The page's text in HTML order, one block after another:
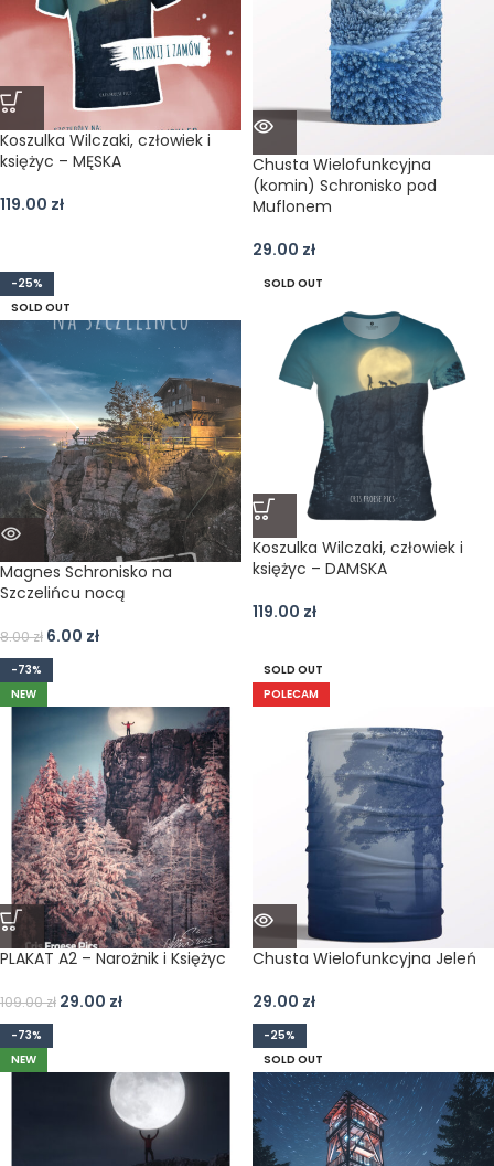
Koszulka Wilczaki, człowiek i
księżyc – MĘSKA
119.00 zł
Chusta Wielofunkcyjna
(komin) Schronisko pod
Muflonem
29.00 zł
-25%
SOLD OUT
Magnes Schronisko na
Szczelińcu nocą
8.00zł 6.00 zł
SOLD OUT
Koszulka Wilczaki, człowiek i
księżyc – DAMSKA
119.00 zł
-73%
NEW
PLAKAT A2 – Narożnik i Księżyc
109.00zł 29.00 zł
SOLD OUT
POLECAM
Chusta Wielofunkcyjna Jeleń
29.00 zł
-73%
NEW
-25%
SOLD OUT